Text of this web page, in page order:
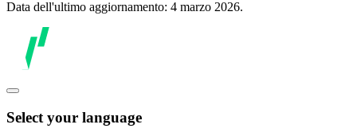
Data dell'ultimo aggiornamento: 4 marzo 2026.
Select your language